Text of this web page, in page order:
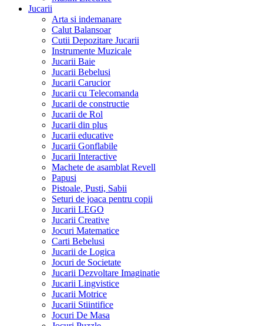
Jucarii
Arta si indemanare
Calut Balansoar
Cutii Depozitare Jucarii
Instrumente Muzicale
Jucarii Baie
Jucarii Bebelusi
Jucarii Carucior
Jucarii cu Telecomanda
Jucarii de constructie
Jucarii de Rol
Jucarii din plus
Jucarii educative
Jucarii Gonflabile
Jucarii Interactive
Machete de asamblat Revell
Papusi
Pistoale, Pusti, Sabii
Seturi de joaca pentru copii
Jucarii LEGO
Jucarii Creative
Jocuri Matematice
Carti Bebelusi
Jucarii de Logica
Jocuri de Societate
Jucarii Dezvoltare Imaginatie
Jucarii Lingvistice
Jucarii Motrice
Jucarii Stiintifice
Jocuri De Masa